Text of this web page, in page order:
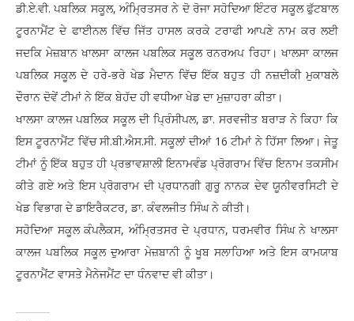
ਡੀ.ਏ.ਵੀ. ਪਬਲਿਕ ਸਕੂਲ, ਅੰਮ੍ਰਿਤਸਰ ਨੇ ਦੋ ਰੋਜਾ ਸਹੋਦਿਆ ਇੰਟਰ ਸਕੂਲ ਫੁੱਟਬਾਲ
ਟੂਰਨਾਮੈਂਟ ਦੇ ਫਾਈਨਲ ਵਿੱਚ ਜਿੱਤ ਹਾਸਲ ਕਰਕੇ ਟਰਾਫੀ ਆਪਣੇ ਨਾਮ ਕਰ ਲਈ
ਜਦਕਿ ਮੇਜ਼ਬਾਨ ਖਾਲਸਾ ਕਾਲਜ ਪਬਲਿਕ ਸਕੂਲ ਰਨਰਅਪ ਰਿਹਾ। ਖਾਲਸਾ ਕਾਲਜ
ਪਬਲਿਕ ਸਕੂਲ ਦੇ ਹਰੇ-ਭਰੇ ਖੇਡ ਮੈਦਾਨ ਵਿੱਚ ਇੱਕ ਬਹੁਤ ਹੀ ਨਜ਼ਦੀਕੀ ਮੁਕਾਬਲੇ
ਦੌਰਾਨ ਦੋਵੇਂ ਟੀਮਾਂ ਨੇ ਇੱਕ ਬੇਹੱਦ ਹੀ ਵਧੀਆ ਖੇਡ ਦਾ ਮੁਜ਼ਾਹਰਾ ਕੀਤਾ।
ਖਾਲਸਾ ਕਾਲਜ ਪਬਲਿਕ ਸਕੂਲ ਦੀ ਪ੍ਰਿੰਸੀਪਲ, ਡਾ. ਸਰਵਜੀਤ ਬਰਾੜ ਨੇ ਕਿਹਾ ਕਿ
ਇਸ ਟੂਰਨਾਮੈਂਟ ਵਿੱਚ ਸੀ.ਬੀ.ਐਸ.ਸੀ. ਸਕੂਲਾਂ ਦੀਆਂ 16 ਟੀਮਾਂ ਨੇ ਹਿੱਸਾ ਲਿਆ। ਜੇਤੂ
ਟੀਮਾਂ ਨੂੰ ਇੱਕ ਬਹੁਤ ਹੀ ਪ੍ਰਭਾਵਸ਼ਾਲੀ ਇਨਾਮਵੰਡ ਪ੍ਰੋਗਰਾਮ ਵਿੱਚ ਇਨਾਮ ਤਕਸੀਮ
ਕੀਤੇ ਗਏ ਅਤੇ ਇਸ ਪ੍ਰੋਗਰਾਮ ਦੀ ਪ੍ਰਧਾਨਗੀ ਗੁਰੂ ਨਾਨਕ ਦੇਵ ਯੂਨੀਵਰਸਿਟੀ ਦੇ
ਖੇਡ ਵਿਭਾਗ ਦੇ ਡਾਇਰੈਕਟਰ, ਡਾ. ਕੰਵਲਜੀਤ ਸਿੰਘ ਨੇ ਕੀਤੀ।
ਸਹੋਦਿਆ ਸਕੂਲ ਕੰਪਲੈਕਸ, ਅੰਮ੍ਰਿਤਸਰ ਦੇ ਪ੍ਰਧਾਨ, ਧਰਮਵੀਰ ਸਿੰਘ ਨੇ ਖਾਲਸਾ
ਕਾਲਜ ਪਬਲਿਕ ਸਕੂਲ ਦੁਆਰਾ ਮੇਜ਼ਬਾਨੀ ਨੂੰ ਖੂਬ ਸਲਾਹਿਆ ਅਤੇ ਇਸ ਕਾਮਯਾਬ
ਟੂਰਨਾਮੈਂਟ ਵਾਸਤੇ ਮੈਨੇਜਮੈਂਟ ਦਾ ਧੰਨਵਾਦ ਵੀ ਕੀਤਾ।